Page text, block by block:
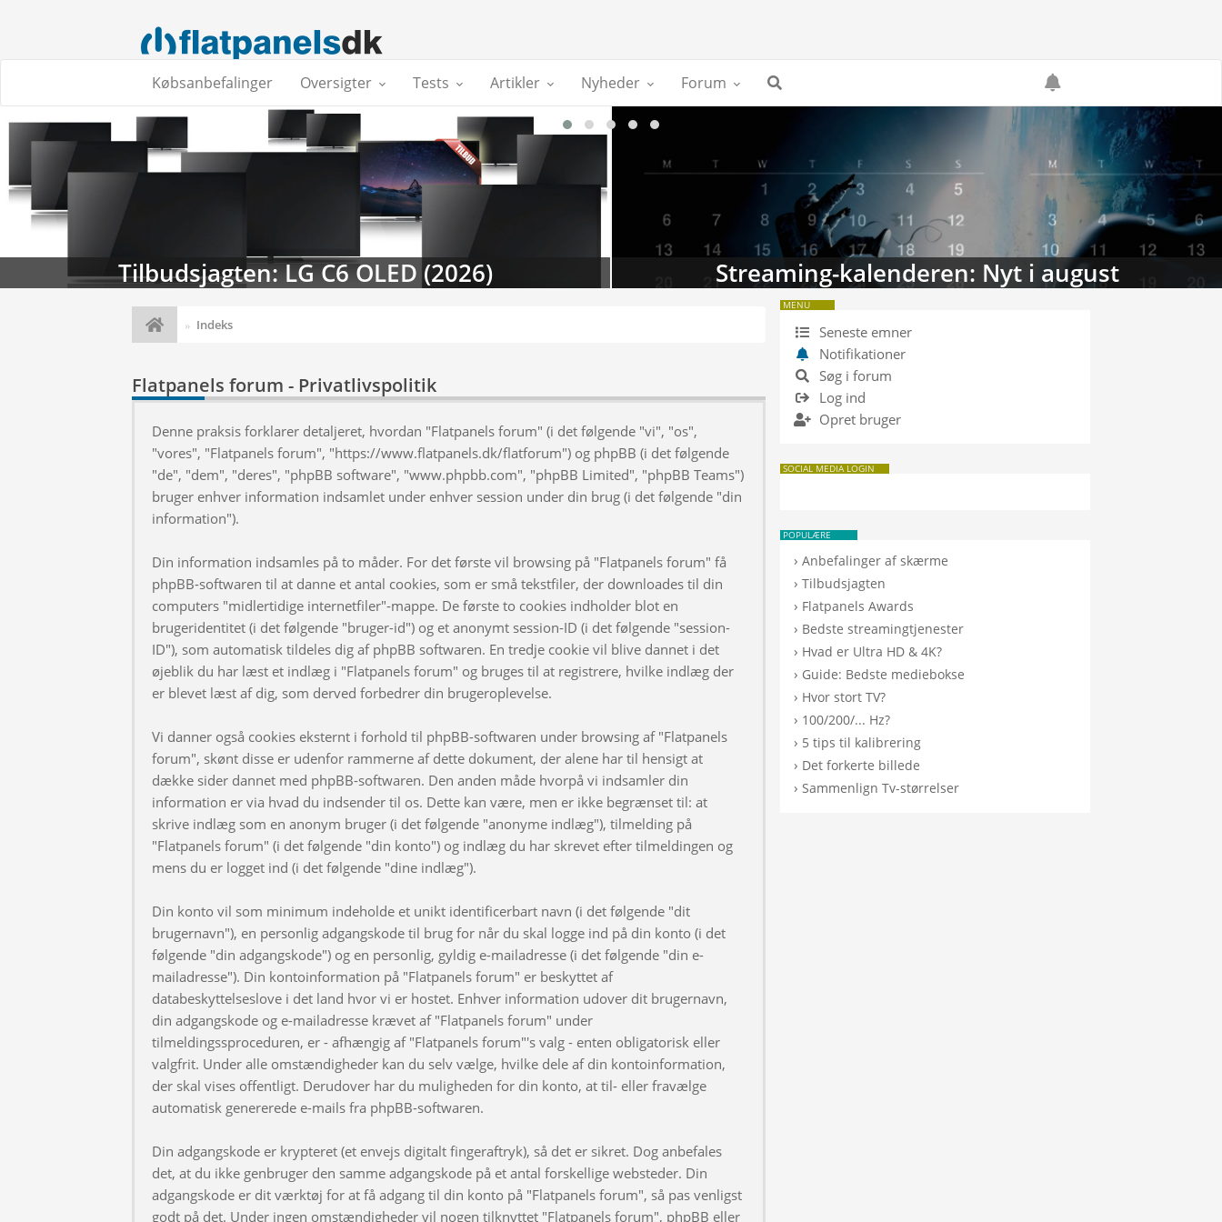
Købsanbefalinger Oversigter Tests Artikler Nyheder Forum
Tilbudsjagten: LG C6 OLED (2026) Streaming-kalenderen: Nyt i august
Indeks
Flatpanels forum - Privatlivspolitik
Denne praksis forklarer detaljeret, hvordan "Flatpanels forum" (i det følgende "vi", "os",
"vores", "Flatpanels forum", "https://www.flatpanels.dk/flatforum") og phpBB (i det følgende
"de", "dem", "deres", "phpBB software", "www.phpbb.com", "phpBB Limited", "phpBB Teams")
bruger enhver information indsamlet under enhver session under din brug (i det følgende "din
information").
Din information indsamles på to måder. For det første vil browsing på "Flatpanels forum" få
phpBB-softwaren til at danne et antal cookies, som er små tekstfiler, der downloades til din
computers "midlertidige internetfiler"-mappe. De første to cookies indholder blot en
brugeridentitet (i det følgende "bruger-id") og et anonymt session-ID (i det følgende "session-
ID"), som automatisk tildeles dig af phpBB softwaren. En tredje cookie vil blive dannet i det
øjeblik du har læst et indlæg i "Flatpanels forum" og bruges til at registrere, hvilke indlæg der
er blevet læst af dig, som derved forbedrer din brugeroplevelse.
Vi danner også cookies eksternt i forhold til phpBB-softwaren under browsing af "Flatpanels
forum", skønt disse er udenfor rammerne af dette dokument, der alene har til hensigt at
dække sider dannet med phpBB-softwaren. Den anden måde hvorpå vi indsamler din
information er via hvad du indsender til os. Dette kan være, men er ikke begrænset til: at
skrive indlæg som en anonym bruger (i det følgende "anonyme indlæg"), tilmelding på
"Flatpanels forum" (i det følgende "din konto") og indlæg du har skrevet efter tilmeldingen og
mens du er logget ind (i det følgende "dine indlæg").
Din konto vil som minimum indeholde et unikt identificerbart navn (i det følgende "dit
brugernavn"), en personlig adgangskode til brug for når du skal logge ind på din konto (i det
følgende "din adgangskode") og en personlig, gyldig e-mailadresse (i det følgende "din e-
mailadresse"). Din kontoinformation på "Flatpanels forum" er beskyttet af
databeskyttelseslove i det land hvor vi er hostet. Enhver information udover dit brugernavn,
din adgangskode og e-mailadresse krævet af "Flatpanels forum" under
tilmeldingssproceduren, er - afhængig af "Flatpanels forum"'s valg - enten obligatorisk eller
valgfrit. Under alle omstændigheder kan du selv vælge, hvilke dele af din kontoinformation,
der skal vises offentligt. Derudover har du muligheden for din konto, at til- eller fravælge
automatisk genererede e-mails fra phpBB-softwaren.
Din adgangskode er krypteret (et envejs digitalt fingeraftryk), så det er sikret. Dog anbefales
det, at du ikke genbruger den samme adgangskode på et antal forskellige websteder. Din
adgangskode er dit værktøj for at få adgang til din konto på "Flatpanels forum", så pas venligst
godt på det. Under ingen omstændigheder vil nogen tilknyttet "Flatpanels forum", phpBB eller
MENU
Seneste emner
Notifikationer
Søg i forum
Log ind
Opret bruger
SOCIAL MEDIA LOGIN
POPULÆRE
›Anbefalinger af skærme
›Tilbudsjagten
› Flatpanels Awards
› Bedste streamingtjenester
› Hvad er Ultra HD & 4K?
› Guide: Bedste mediebokse
› Hvor stort TV?
› 100/200/... Hz?
› 5 tips til kalibrering
› Det forkerte billede
›Sammenlign Tv-størrelser